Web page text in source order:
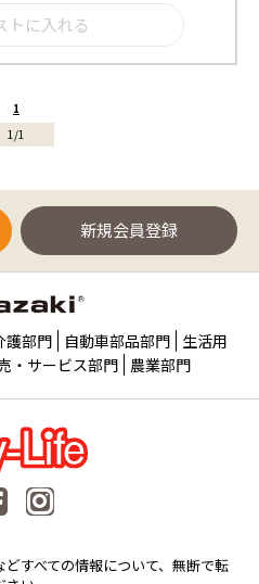
1/1
1
新規会員登録
護部門 自動車部品部門 生活用
・サービス部門 農業部門
すべての情報について、無断で転